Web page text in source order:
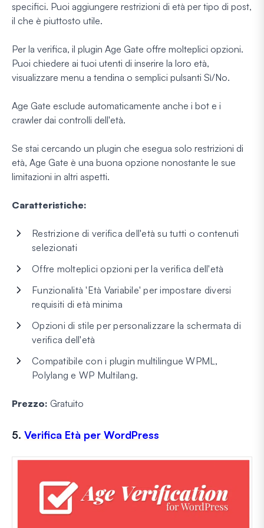
specifici. Puoi aggiungere restrizioni di età per tipo di post,
il che è piuttosto utile.
Per la verifica, il plugin Age Gate offre molteplici opzioni.
Puoi chiedere ai tuoi utenti di inserire la loro età,
visualizzare menu a tendina o semplici pulsanti Sì/No.
Age Gate esclude automaticamente anche i bot e i
crawler dai controlli dell'età.
Se stai cercando un plugin che esegua solo restrizioni di
età, Age Gate è una buona opzione nonostante le sue
limitazioni in altri aspetti.
Caratteristiche:
Restrizione di verifica dell'età su tutti o contenuti
selezionati
Offre molteplici opzioni per la verifica dell'età
Funzionalità 'Età Variabile' per impostare diversi
requisiti di età minima
Opzioni di stile per personalizzare la schermata di
verifica dell'età
Compatibile con i plugin multilingue WPML,
Polylang e WP Multilang.
Prezzo: Gratuito
5. Verifica Età per WordPress